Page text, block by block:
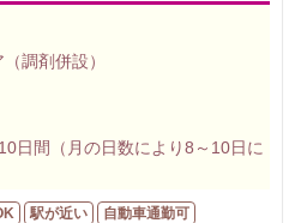
調剤併設）
日間（月の日数により8～10日に
駅が近い 自動車通勤可